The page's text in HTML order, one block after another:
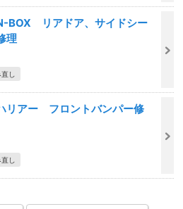
BOX リアドア、サイドシー
理
し
アー フロントバンパー修
し